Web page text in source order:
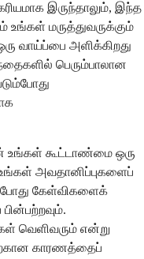
இருந்தாலும், இந்த
உங்கள் மருத்துவருக்கும்
வாய்ப்பை அளிக்கிறது
பெரும்பாலான
உங்கள் கூட்டாண்மை ஒரு
உங்கள் அவதானிப்புகளைப்
கேள்விகளைக்
வெளிவரும் என்று
காரணத்தைப்